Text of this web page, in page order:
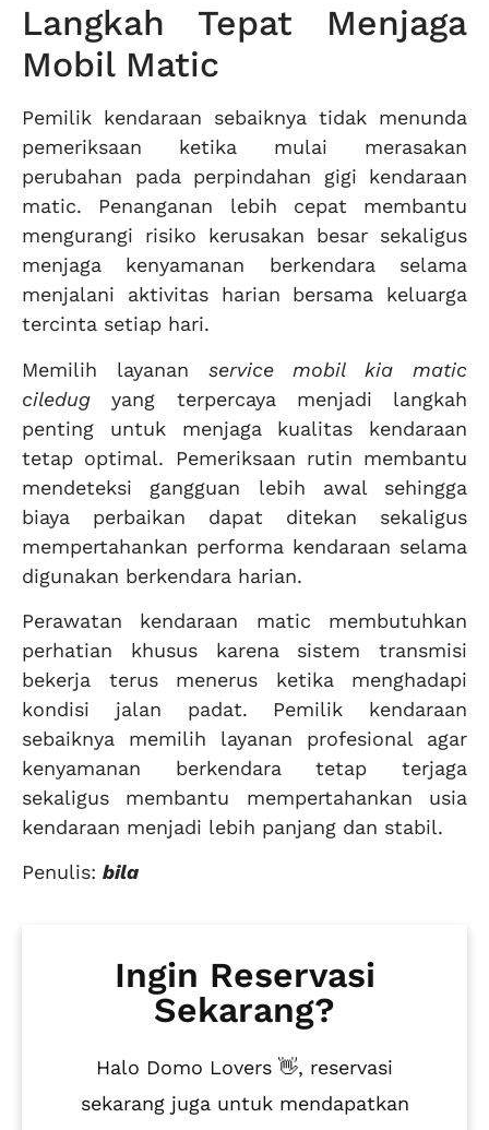
Langkah Tepat Menjaga
Mobil Matic
Pemilik kendaraan sebaiknya tidak menunda
pemeriksaan ketika mulai merasakan
perubahan pada perpindahan gigi kendaraan
matic. Penanganan lebih cepat membantu
mengurangi risiko kerusakan besar sekaligus
menjaga kenyamanan berkendara selama
menjalani aktivitas harian bersama keluarga
tercinta setiap hari.
Memilih layanan service mobil kia matic
ciledug yang terpercaya menjadi langkah
penting untuk menjaga kualitas kendaraan
tetap optimal. Pemeriksaan rutin membantu
mendeteksi gangguan lebih awal sehingga
biaya perbaikan dapat ditekan sekaligus
mempertahankan performa kendaraan selama
digunakan berkendara harian.
Perawatan kendaraan matic membutuhkan
perhatian khusus karena sistem transmisi
bekerja terus menerus ketika menghadapi
kondisi jalan padat. Pemilik kendaraan
sebaiknya memilih layanan profesional agar
kenyamanan berkendara tetap terjaga
sekaligus membantu mempertahankan usia
kendaraan menjadi lebih panjang dan stabil.
Penulis: bila
Ingin Reservasi
Sekarang?
Halo Domo Lovers 👋, reservasi
sekarang juga untuk mendapatkan